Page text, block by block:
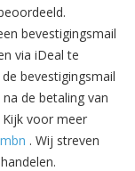
bevestigingsmail
via iDeal te
bevestigingsmail
de betaling van
voor meer
. Wij streven